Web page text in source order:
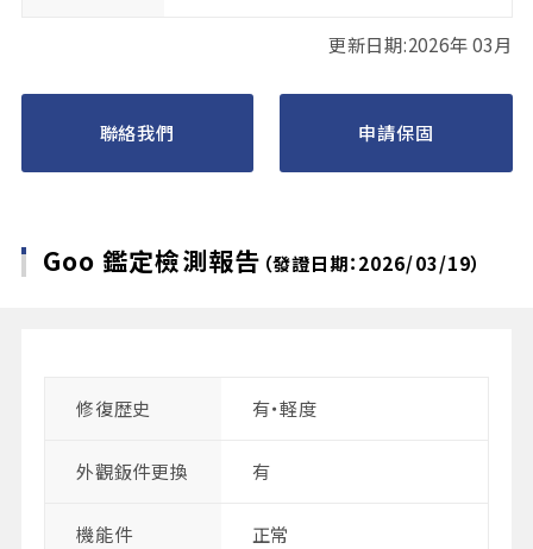
更新日期:2026年 03月
聯絡我們 申請保固
Goo 鑑定檢測報告 （發證日期：2026/03/19）
修復歴史 有・軽度
外觀鈑件更換 有
機能件 正常